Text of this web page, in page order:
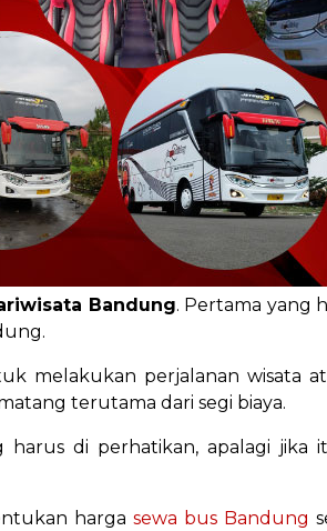
Bandung. Pertama yang
melakukan perjalanan wisata
terutama dari segi biaya.
harus di perhatikan, apalagi jika
hargasewa bus Bandung